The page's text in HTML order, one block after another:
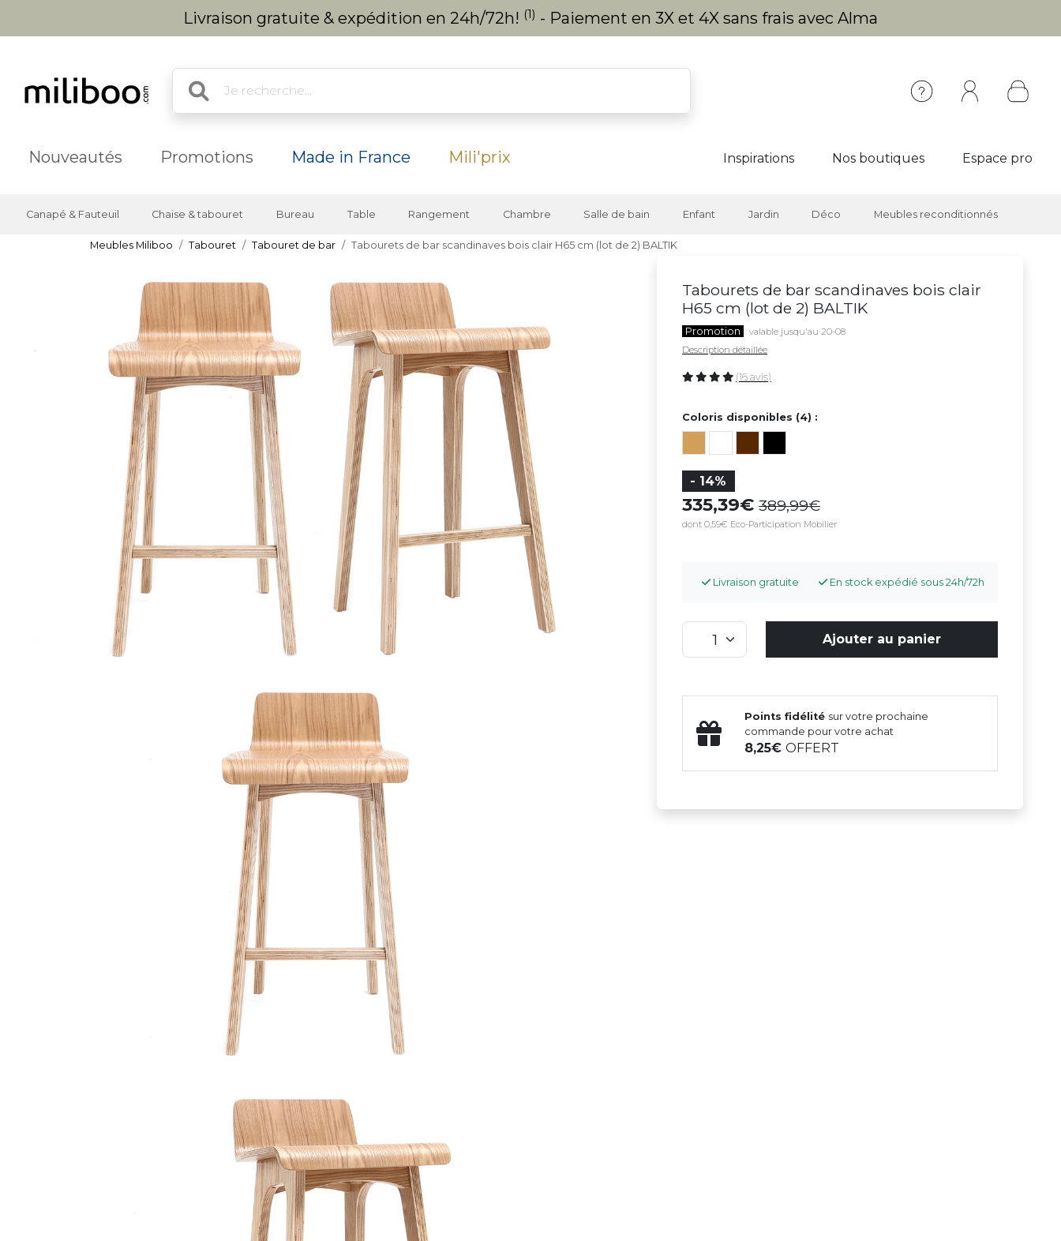
Livraison gratuite & expédition en 24h/72h! (1) - Paiement en 3X et 4X sans frais avec Alma
Nouveautés Promotions Made in France Mili'prix Inspirations Nos boutiques Espace pro
Canapé & Fauteuil Chaise & tabouret Bureau Table Rangement Chambre Salle de bain Enfant Jardin Déco Meubles reconditionnés
Meubles Miliboo Tabouret Tabouret de bar Tabourets de bar scandinaves bois clair H65 cm (lot de 2) BALTIK
Tabourets de bar scandinaves bois clair
H65 cm (lot de 2) BALTIK
Promotion
valable jusqu'au 20-08
Description détaillée
(16 avis)
Coloris disponibles (4) :
- 14%
335,39 389,99
dont 0,59€ Eco-Participation Mobilier
Livraison gratuite En stock expédié sous 24h/72h
Ajouter au panier
Points fidélité sur votre prochaine
commande pour votre achat
8,25OFFERT